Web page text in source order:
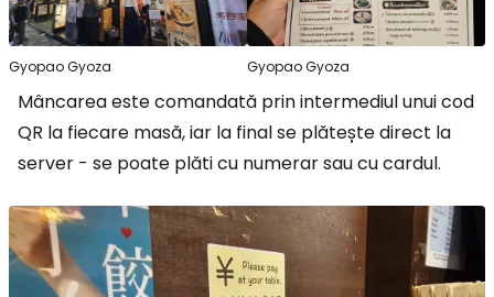
Gyopao Gyoza Gyopao Gyoza
Mâncarea este comandată prin intermediul unui cod
QR la fiecare masă, iar la final se plătește direct la
server - se poate plăti cu numerar sau cu cardul.